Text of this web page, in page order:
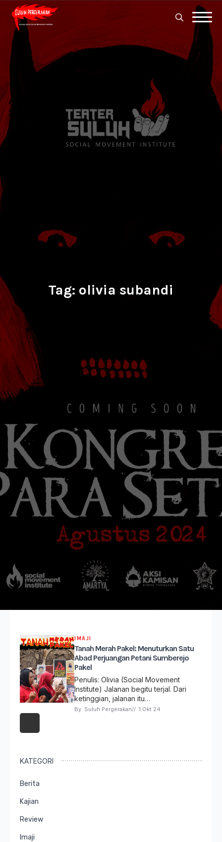
for:
Tag: olivia subandi
IMAJI
Tanah Merah Pakel: Menuturkan Satu
Abad Perjuangan Petani Sumberejo
Pakel
Penulis: Olivia (Social Movement
Institute) Jalanan begitu terjal. Dari
ketinggian, jalanan itu…
By Suluh Pergerakan// 1 Okt 24
KATEGORI
Berita
Kajian
Review
Imaji